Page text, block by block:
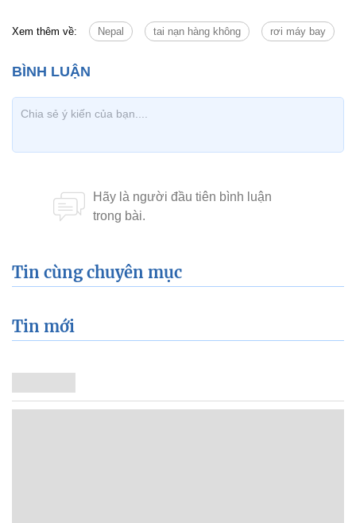
Xem thêm về: Nepal tai nạn hàng không rơi máy bay
Tin cùng chuyên mục
Tin mới